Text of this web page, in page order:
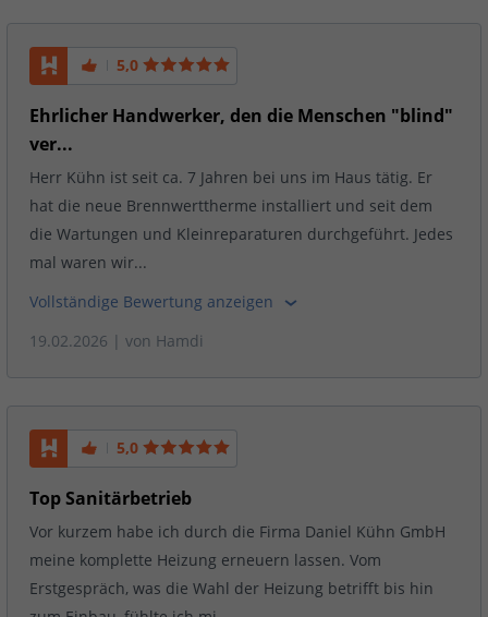
5,0
Ehrlicher Handwerker, den die Menschen "blind"
ver...
Herr Kühn ist seit ca. 7 Jahren bei uns im Haus tätig. Er
hat die neue Brennwerttherme installiert und seit dem
die Wartungen und Kleinreparaturen durchgeführt. Jedes
mal waren wir...
Vollständige Bewertung anzeigen
19.02.2026 | von Hamdi
5,0
Top Sanitärbetrieb
Vor kurzem habe ich durch die Firma Daniel Kühn GmbH
meine komplette Heizung erneuern lassen. Vom
Erstgespräch, was die Wahl der Heizung betrifft bis hin